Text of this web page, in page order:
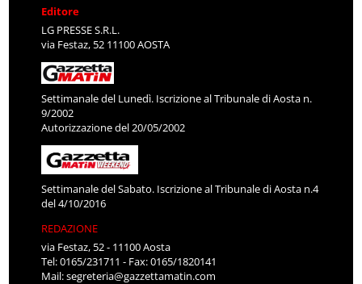
Editore
LG PRESSE S.R.L.
via Festaz, 52 11100 AOSTA
Settimanale del Lunedì. Iscrizione al Tribunale di Aosta n.
9/2002
Autorizzazione del 20/05/2002
Settimanale del Sabato. Iscrizione al Tribunale di Aosta n.4
del 4/10/2016
REDAZIONE
via Festaz, 52 - 11100 Aosta
Tel: 0165/231711 - Fax: 0165/1820141
Mail:segreteria@gazzettamatin.com